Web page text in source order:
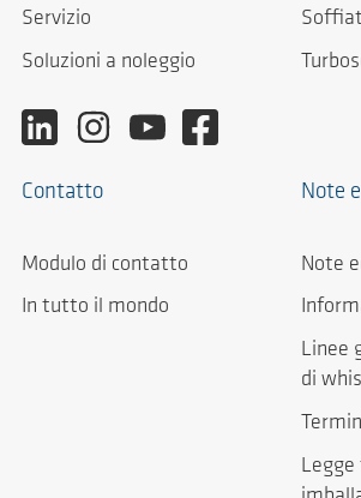
Servizio
Soluzioni a noleggio
Contatto
Modulo di contatto
In tutto il mondo
Note
Note
Linee
di
Legge